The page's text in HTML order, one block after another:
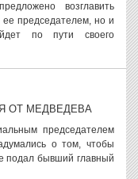
возглавить
председателем, но и
по пути своего
ОТ МЕДВЕДЕВА
председателем
о том, чтобы
подал бывший главный